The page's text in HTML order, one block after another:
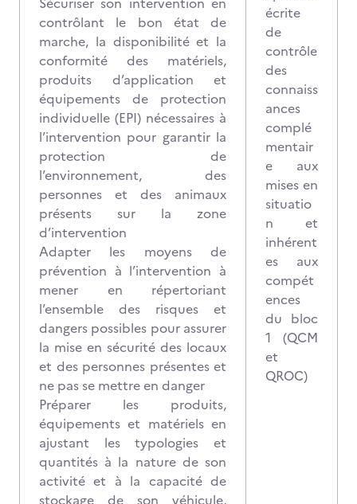
contrôlant le bon état de
marche, la disponibilité et la
conformité des matériels,
produits d’application et
équipements de protection
individuelle (EPI) nécessaires à
l’intervention pour garantir la
protection de
l’environnement, des
personnes et des animaux
présents sur la zone
d’intervention
Adapter les moyens de
prévention à l’intervention à
mener en répertoriant
l’ensemble des risques et
dangers possibles pour assurer
la mise en sécurité des locaux
et des personnes présentes et
ne pas se mettre en danger
Préparer les produits,
équipements et matériels en
ajustant les typologies et
quantités à la nature de son
activité et à la capacité de
stockage de son véhicule,
écrite
de
contrôle
des
connaiss
ances
complé
mentair
e aux
mises en
situatio
n et
inhérent
es aux
compét
ences
du bloc
1 (QCM
et
QROC)